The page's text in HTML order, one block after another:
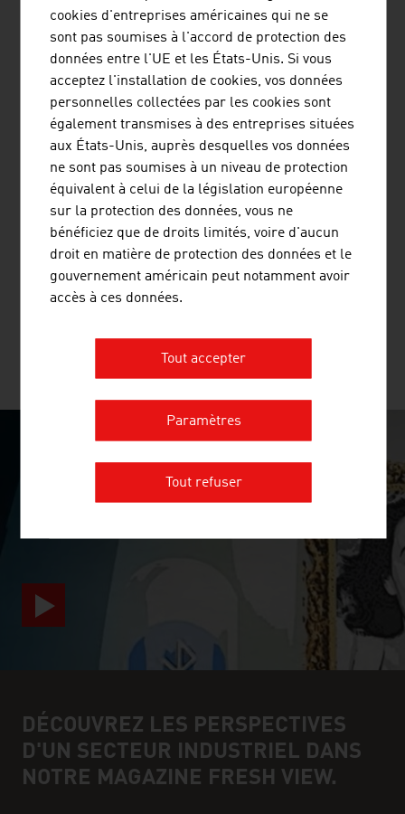
dangers naturels. Son siège social se trouve à
Salzbourg.
"SNOWSPORTS GMBH"
Snowsports GmbH – Snowsports Academy est
spécialisée dans la formation initiale et continue de
moniteurs de ski et de snowboard, le développement de
projets de sports de neige et le conseil en tourisme de
sports d'hiver.
SURPRISINGLY INGENIOUS
video abspielen
DÉCOUVREZ LES PERSPECTIVES
D'UN SECTEUR INDUSTRIEL DANS
NOTRE MAGAZINE FRESH VIEW.
cookies d'entreprises américaines qui ne se
sont pas soumises à l'accord de protection des
données entre l'UE et les États-Unis. Si vous
acceptez l'installation de cookies, vos données
personnelles collectées par les cookies sont
également transmises à des entreprises situées
aux États-Unis, auprès desquelles vos données
ne sont pas soumises à un niveau de protection
équivalent à celui de la législation européenne
sur la protection des données, vous ne
bénéficiez que de droits limités, voire d'aucun
droit en matière de protection des données et le
gouvernement américain peut notamment avoir
accès à ces données.
Tout accepter
Paramètres
Tout refuser